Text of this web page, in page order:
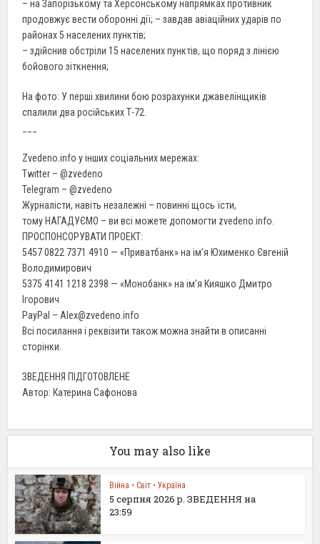
– на Запорізькому та Херсонському напрямках противник
продовжує вести оборонні дії; – завдав авіаційних ударів по
районах 5 населених пунктів;
– здійснив обстріли 15 населених пунктів, що поряд з лінією
бойового зіткнення;
На фото: У перші хвилини бою розрахунки джавелінщиків
спалили два російських Т-72.
Zvedeno.info у інших соціальних мережах:
Twitter – @zvedeno
Telegram – @zvedeno
Журналісти, навіть незалежні – повинні щось їсти,
тому НАГАДУЄМО – ви всі можете допомогти zvedeno.info.
ПРОСПОНСОРУВАТИ ПРОЕКТ:
5457 0822 7371 4910 — «Приватбанк» на ім’я Юхименко Євгеній
Володимирович
5375 4141 1218 2398 — «Монобанк» на ім’я Кияшко Дмитро
Ігорович
PayPal – Alex@zvedeno.info
Всі посилання і реквізити також можна знайти в описанні
сторінки.
ЗВЕДЕННЯ ПІДГОТОВЛЕНЕ
Автор: Катерина Сафонова
You may also like
Війна • Світ • Україна
5 серпня 2026 р. ЗВЕДЕННЯ на
23:59